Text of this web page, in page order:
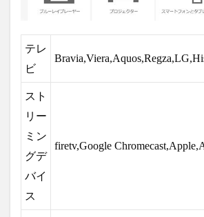
テレ
ビ
スト
リー
ミン
グデ
バイ
ス
firetv,Google